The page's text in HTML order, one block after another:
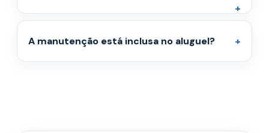
A manutenção está inclusa no aluguel?